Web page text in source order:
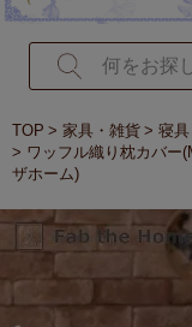
TOP 家具・雑貨 寝具
ワッフル織り枕カバー
ザホーム)